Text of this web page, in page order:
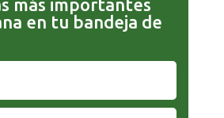
más importantes
en tu bandeja de